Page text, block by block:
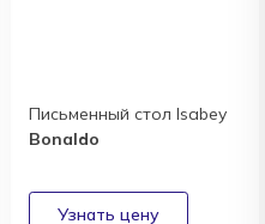
Письменный стол Isabey
Bonaldo